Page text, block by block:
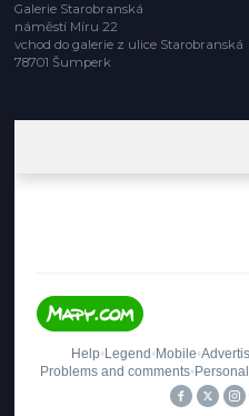
Galerie Starobranská
náměstí Míru 22
vchod do galerie z ulice Starobranská
78701 Šumperk